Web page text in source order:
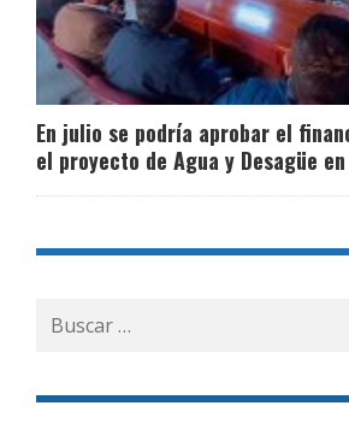
En julio se podría aprobar el
el proyecto de Agua y Desagüe
Buscar
por: